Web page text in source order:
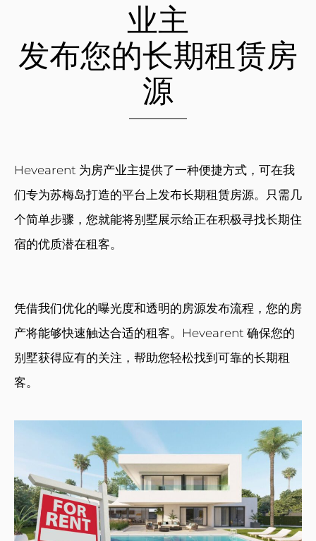
业主
发布您的长期租赁房
源
Hevearent 为房产业主提供了一种便捷方式，可在我
们专为苏梅岛打造的平台上发布长期租赁房源。只需几
个简单步骤，您就能将别墅展示给正在积极寻找长期住
宿的优质潜在租客。
凭借我们优化的曝光度和透明的房源发布流程，您的房
产将能够快速触达合适的租客。Hevearent 确保您的
别墅获得应有的关注，帮助您轻松找到可靠的长期租
客。